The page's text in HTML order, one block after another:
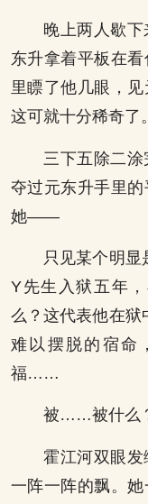
晚上两人歇
东升拿着平板在
里瞟了他几眼，
这可就十分稀奇了。
三下五除二
夺过元东升手里
她——
只见某个明显
Y先生入狱五年
么？这代表他在狱
难以摆脱的宿命
福……
被……被什么
霍江河双眼
一阵一阵的飘。